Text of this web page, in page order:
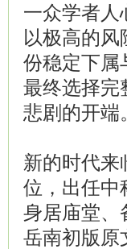
一众学者人
以极高的
份稳定下属
最终选择完
悲剧的开端
新的时代来
位，出任中
身居庙堂、
岳南初版原